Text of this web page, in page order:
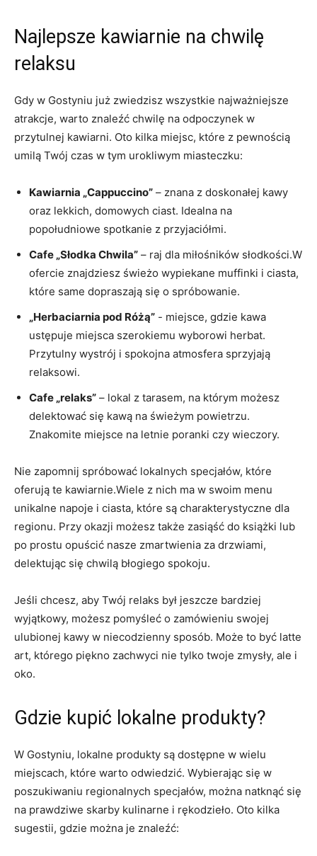
Najlepsze kawiarnie na chwilę
relaksu
Gdy w Gostyniu już ⁢zwiedzisz wszystkie najważniejsze
atrakcje, warto znaleźć ‌chwilę na odpoczynek⁢ w
przytulnej kawiarni. ⁣Oto kilka‍ miejsc,⁤ które​ z pewnością
‌umilą Twój czas w tym urokliwym miasteczku:
Kawiarnia „Cappuccino” – znana z ‍doskonałej kawy
oraz lekkich, ‌domowych ⁢ciast. Idealna na
popołudniowe spotkanie z przyjaciółmi.
Cafe⁤ „Słodka Chwila” – raj‌ dla miłośników słodkości.W
ofercie⁣ znajdziesz świeżo wypiekane muffinki ‌i‌ ciasta,
które same dopraszają się o⁤ spróbowanie.
„Herbaciarnia pod Różą” -‍ miejsce, gdzie ‌kawa
ustępuje miejsca⁢ szerokiemu wyborowi herbat.⁣
Przytulny wystrój i spokojna atmosfera⁤ sprzyjają
relaksowi.
Cafe „relaks” – lokal z tarasem, na ⁣którym możesz
delektować się kawą na świeżym powietrzu.⁤
Znakomite miejsce na letnie poranki czy wieczory.
Nie zapomnij spróbować ⁢lokalnych specjałów, które
oferują ‌te⁣ kawiarnie.Wiele z nich ⁢ma w​ swoim menu
unikalne napoje i ‌ciasta, które są charakterystyczne dla⁤
regionu. Przy okazji możesz także‍ zasiąść do książki⁣ lub
po ‍prostu opuścić nasze zmartwienia⁣ za drzwiami,
delektując się ‌chwilą ​błogiego ‌spokoju.
Jeśli chcesz, aby Twój ‌relaks był jeszcze bardziej
wyjątkowy, możesz pomyśleć o zamówieniu swojej
ulubionej kawy w niecodzienny sposób. ​Może to być latte
art, ⁤którego piękno ⁣zachwyci nie tylko twoje zmysły, ale ⁤i
oko.
Gdzie⁢ kupić lokalne produkty?
W Gostyniu, lokalne produkty są dostępne ​w wielu
miejscach, które warto odwiedzić. Wybierając się w‌
poszukiwaniu regionalnych specjałów, można natknąć się
na prawdziwe skarby⁣ kulinarne‍ i rękodzieło. Oto kilka
sugestii, gdzie można je ‍znaleźć: